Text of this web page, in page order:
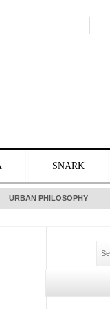
SNARK
URBAN PHILOSOPHY